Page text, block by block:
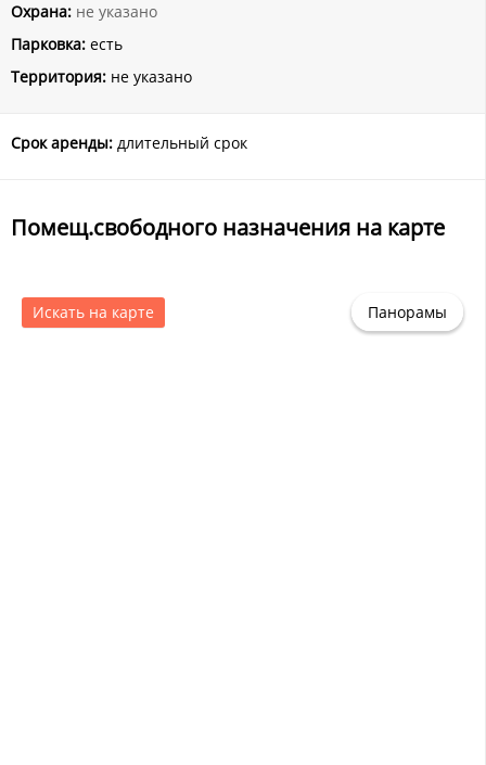
Охрана: не указано
Парковка: есть
Территория: не указано
Срок аренды: длительный срок
Помещ.свободного назначения на карте
Искать на карте Панорамы